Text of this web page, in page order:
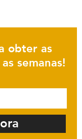
obter as
semanas!